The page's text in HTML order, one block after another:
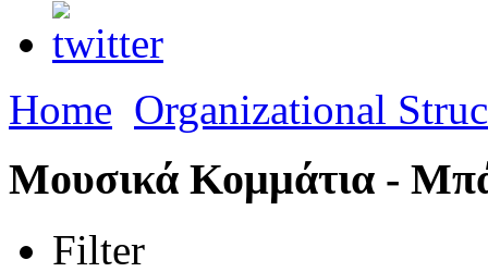
Home Organizational
Μουσικά Κομμάτια -
Filter